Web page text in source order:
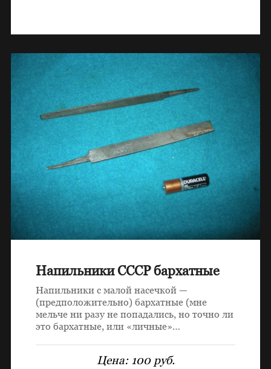
Напильники СССР бархатные
Напильники с малой насечкой —
(предположительно) бархатные (мне
мельче ни разу не попадались, но точно ли
это бархатные, или «личные»…
Цена: 100 руб.